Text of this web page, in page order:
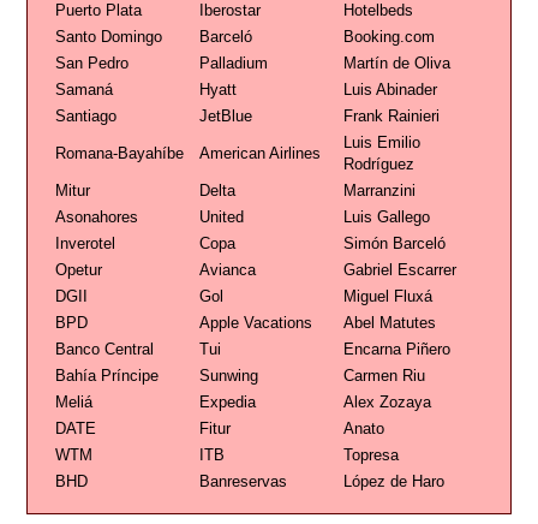
Puerto Plata
Iberostar
Hotelbeds
Santo Domingo
Barceló
Booking.com
San Pedro
Palladium
Martín de Oliva
Samaná
Hyatt
Luis Abinader
Santiago
JetBlue Frank Rainieri
Romana-Bayahíbe American Airlines
Luis Emilio
Rodríguez
Mitur
Delta
Marranzini
Asonahores
United
Luis Gallego
Inverotel
Copa
Simón Barceló
Opetur
Avianca
Gabriel Escarrer
DGII
Gol
Miguel Fluxá
BPD
Apple Vacations
Abel Matutes
Banco Central
Tui
Encarna Piñero
Bahía Príncipe
Sunwing
Carmen Riu
Meliá
Expedia
Alex Zozaya
DATE
Fitur
Anato
WTM
ITB
Topresa
BHD
Banreservas López de Haro